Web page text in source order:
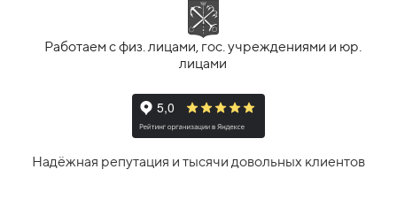
Работаем с физ. лицами, гос. учреждениями и юр.
лицами
Надёжная репутация и тысячи довольных клиентов